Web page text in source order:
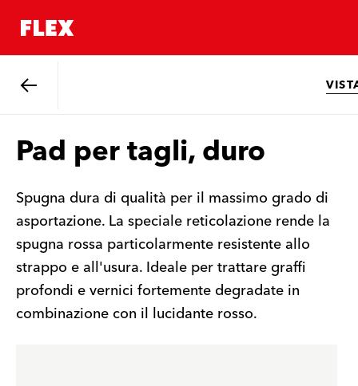
Pad per tagli, duro
Spugna dura di qualità per il massimo grado di
asportazione. La speciale reticolazione rende la
spugna rossa particolarmente resistente allo
strappo e all'usura. Ideale per trattare graffi
profondi e vernici fortemente degradate in
combinazione con il lucidante rosso.